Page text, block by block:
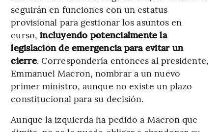
seguirán en funciones con un estatus
provisional para gestionar los asuntos en
curso, incluyendo potencialmente la
legislación de emergencia para evitar un
cierre. Correspondería entonces al presidente,
Emmanuel Macron, nombrar a un nuevo
primer ministro, aunque no existe un plazo
constitucional para su decisión.
Aunque la izquierda ha pedido a Macron que